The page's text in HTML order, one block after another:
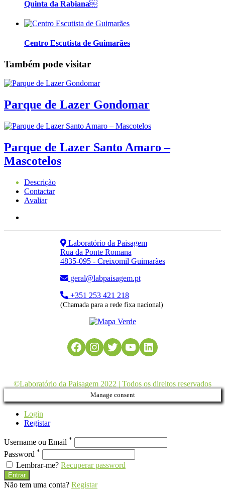
Quinta da Rabiana￼
Centro Escutista de Guimarães
Também pode visitar
Parque de Lazer Gondomar
Parque de Lazer Santo Amaro –
Mascotelos
Descrição
Contactar
Avaliar
Laboratório da Paisagem
Rua da Ponte Romana
4835-095 - Creixomil Guimarães
geral@labpaisagem.pt
+351 253 421 218
(Chamada para a rede fixa nacional)
Facebook
Instagram
TwitterYouTubeLinkedIn
©Laboratório da Paisagem 2022 | Todos os direitos reservados
Manage consent
Login
Registar
Username ou Email *
Password *
Lembrar-me? Recuperar password
Entrar
Não tem uma conta? Registar